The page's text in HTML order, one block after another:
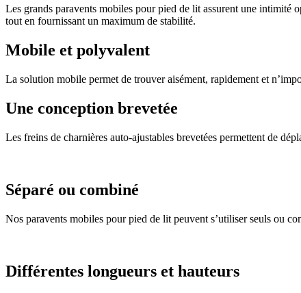
Les grands paravents mobiles pour pied de lit assurent une intimité
tout en fournissant un maximum de stabilité.
Mobile et polyvalent
La solution mobile permet de trouver aisément, rapidement et
Une conception brevetée
Les freins de charnières auto-ajustables brevetées permettent de
Séparé ou combiné
Nos paravents mobiles pour pied de lit peuvent s’utiliser seuls ou
Différentes longueurs et hauteurs